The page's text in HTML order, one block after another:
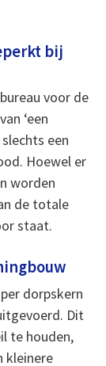
bij
voor de
‘een
een
Hoewel er
worden
de totale
staat.
dorpskern
Dit
te houden,
kleinere